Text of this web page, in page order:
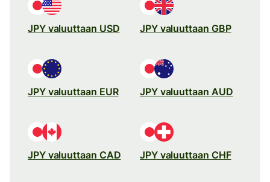
JPY valuuttaan USD JPY valuuttaan GBP
JPY valuuttaan EUR JPY valuuttaan AUD
JPY valuuttaan CAD JPY valuuttaan CHF